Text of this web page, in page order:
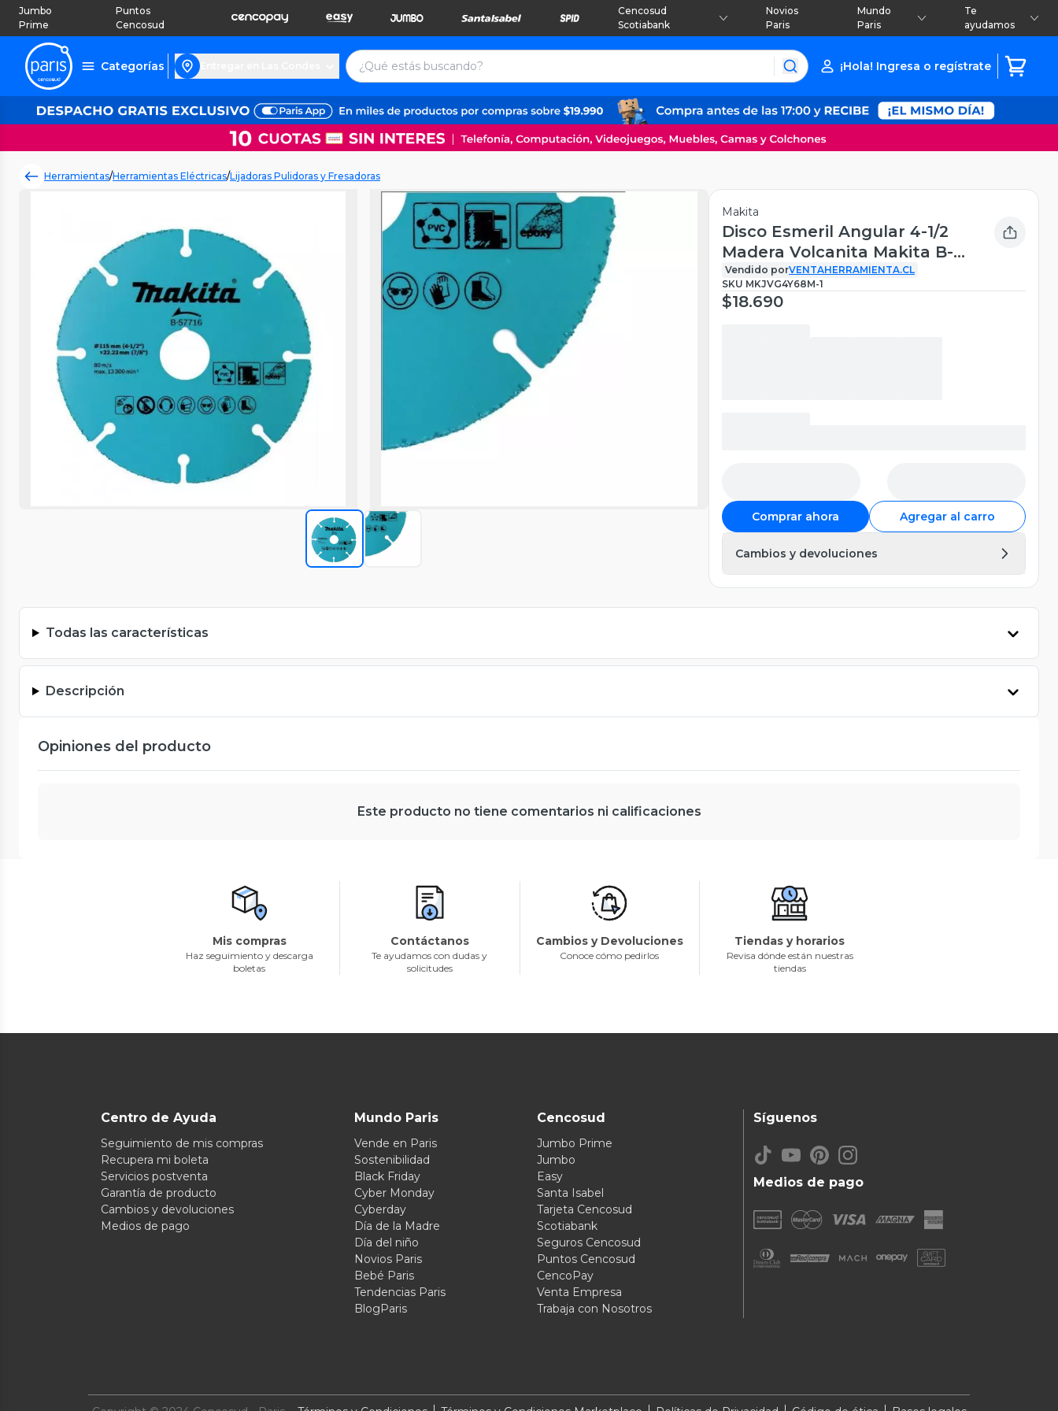
Jumbo
Prime
Puntos
Cencosud
Cencosud
Scotiabank
Novios
Paris
Mundo
Paris
Te
ayudamos
Categorías ¡Hola! Ingresa o regístrate
Herramientas/Herramientas Eléctricas/Lijadoras Pulidoras y Fresadoras
Makita
Disco Esmeril Angular 4-1/2
Madera Volcanita Makita B-
57716
Vendido porVENTAHERRAMIENTA.CL
SKU MKJVG4Y68M-1
$18.690
Comprar ahora Agregar al carro
Cambios y devoluciones
Todas las características
Descripción
Opiniones del producto
Este producto no tiene comentarios ni calificaciones
Mis compras
Haz seguimiento y descarga
boletas
Contáctanos
Te ayudamos con dudas y
solicitudes
Cambios y Devoluciones
Conoce cómo pedirlos
Tiendas y horarios
Revisa dónde están nuestras
tiendas
Centro de Ayuda
Seguimiento de mis compras
Recupera mi boleta
Servicios postventa
Garantía de producto
Cambios y devoluciones
Medios de pago
Mundo Paris
Vende en Paris
Sostenibilidad
Black Friday
Cyber Monday
Cyberday
Día de la Madre
Día del niño
Novios Paris
Bebé Paris
Tendencias Paris
BlogParis
Cencosud
Jumbo Prime
Jumbo
Easy
Santa Isabel
Tarjeta Cencosud
Scotiabank
Seguros Cencosud
Puntos Cencosud
CencoPay
Venta Empresa
Trabaja con Nosotros
Medios de pago
Síguenos